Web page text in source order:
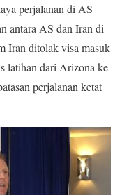
perjalanan di AS
antara AS dan Iran di
Iran ditolak visa masuk
latihan dari Arizona ke
perjalanan ketat